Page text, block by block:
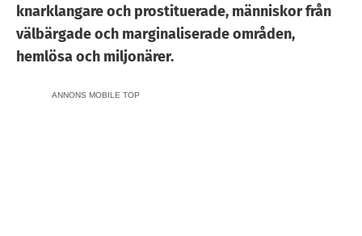
knarklangare och prostituerade, människor från
välbärgade och marginaliserade områden,
hemlösa och miljonärer.
ANNONS MOBILE TOP